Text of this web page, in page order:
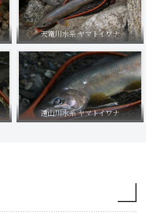
天竜川水系 ヤマトイワナ
遠山川水系 ヤマトイワナ